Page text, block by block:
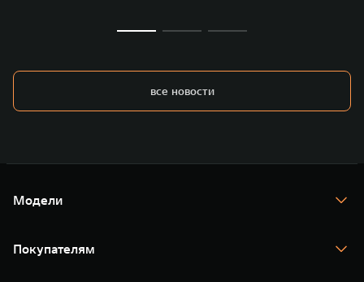
все новости
Модели
TANK 400
TANK 500
Покупателям